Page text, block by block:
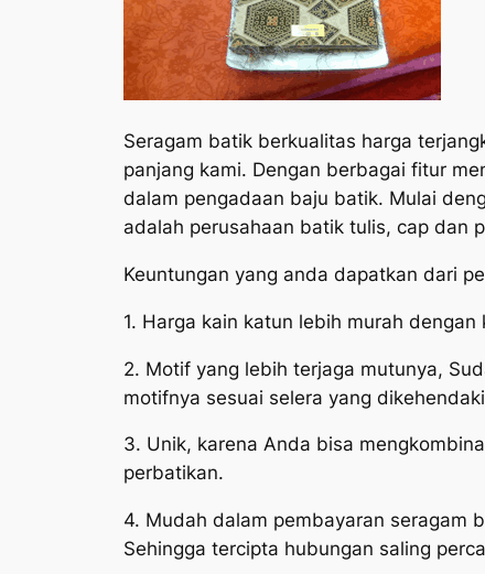
Seragam batik berkualitas harga
panjang kami. Dengan berbagai fitur
dalam pengadaan baju batik. Mulai
adalah perusahaan batik tulis, cap dan
Keuntungan yang anda dapatkan dari
1. Harga kain katun lebih murah
2. Motif yang lebih terjaga mutunya,
motifnya sesuai selera yang
3. Unik, karena Anda bisa
perbatikan.
4. Mudah dalam pembayaran seragam
Sehingga tercipta hubungan saling